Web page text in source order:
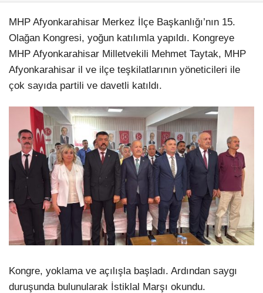
MHP Afyonkarahisar Merkez İlçe Başkanlığı’nın 15.
Olağan Kongresi, yoğun katılımla yapıldı. Kongreye
MHP Afyonkarahisar Milletvekili Mehmet Taytak, MHP
Afyonkarahisar il ve ilçe teşkilatlarının yöneticileri ile
çok sayıda partili ve davetli katıldı.
Kongre, yoklama ve açılışla başladı. Ardından saygı
duruşunda bulunularak İstiklal Marşı okundu.